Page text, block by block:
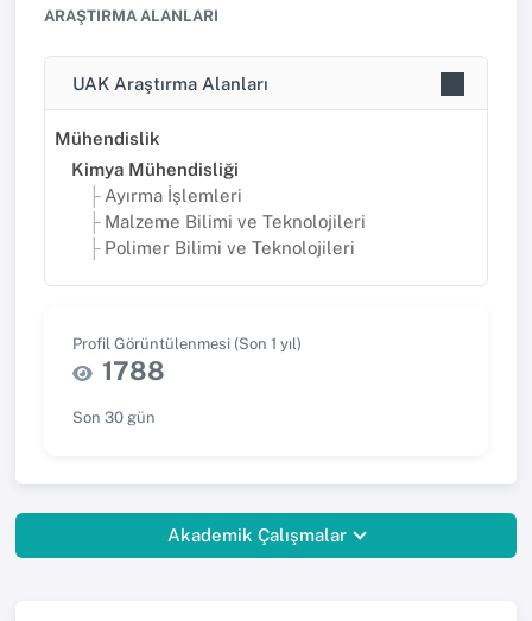
ARAŞTIRMA ALANLARI
UAK Araştırma Alanları
Mühendislik
Kimya Mühendisliği
Ayırma İşlemleri
Malzeme Bilimi ve Teknolojileri
Polimer Bilimi ve Teknolojileri
Profil Görüntülenmesi (Son 1 yıl)
1788
Son 30 gün
Akademik Çalışmalar